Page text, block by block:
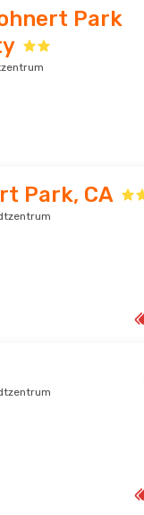
Park
Park, CA